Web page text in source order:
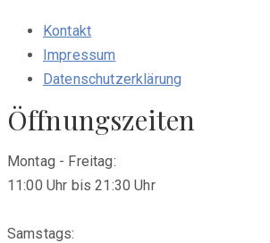
Kontakt
Impressum
Datenschutzerklärung
Öffnungszeiten
Montag - Freitag:
11:00 Uhr bis 21:30 Uhr
Samstags: